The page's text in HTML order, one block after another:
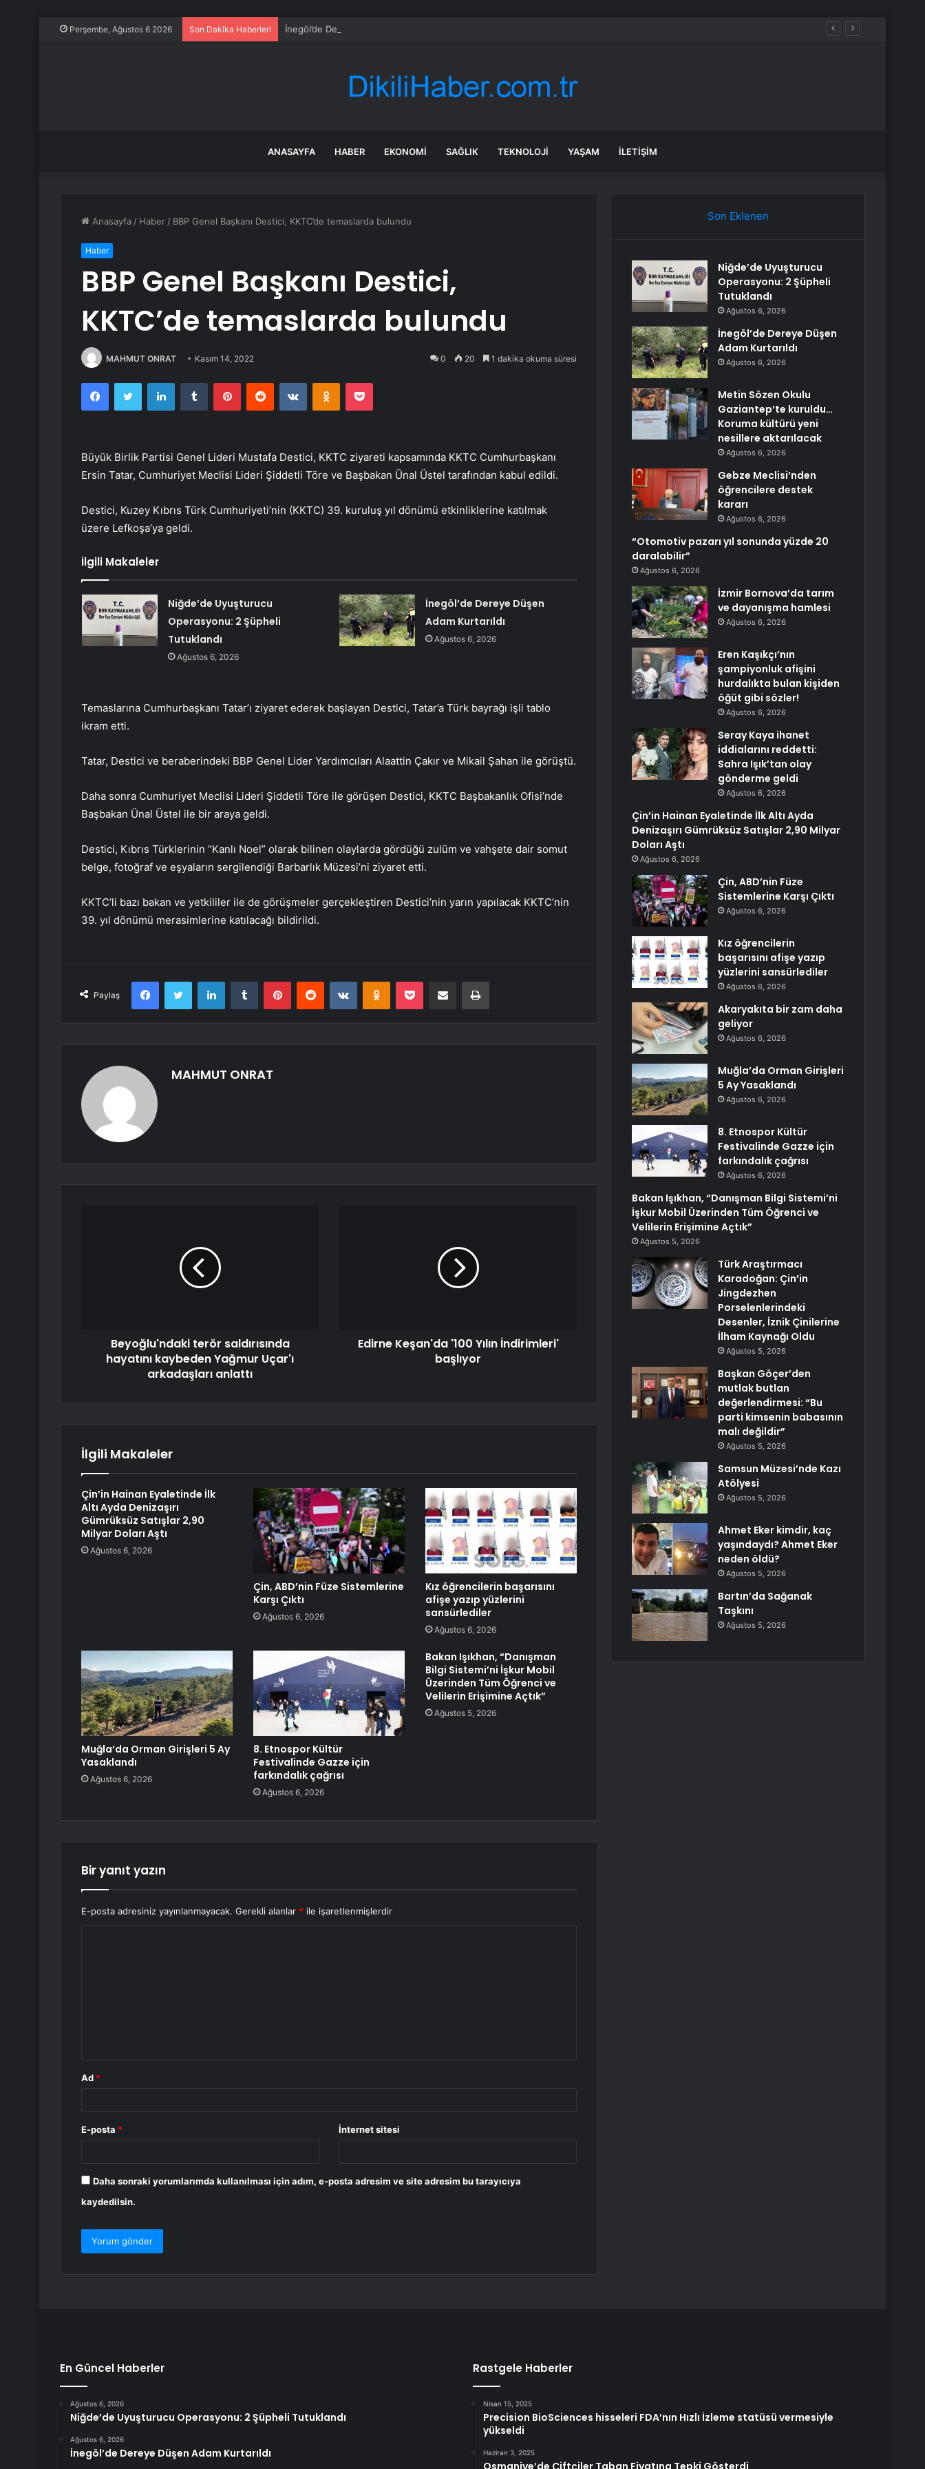
Perşembe, Ağustos 6 2026 Son Dakika Haberleri İnegöl’de Dereye Düşen Adam Kurtarıldı
ANASAYFA HABER EKONOMI SAĞLIK TEKNOLOJI YAŞAM İLETIŞIM
Anasayfa / Haber / BBP Genel Başkanı Destici, KKTC’de temaslarda bulundu
Haber
BBP Genel Başkanı Destici,
KKTC’de temaslarda bulundu
MAHMUT ONRAT Kasım 14, 2022 0 20 1 dakika okuma süresi
FacebookTwitter LinkedInTumblr PinterestReddit VKontakteOdnoklassniki
Pocket
Büyük Birlik Partisi Genel Lideri Mustafa Destici, KKTC ziyareti kapsamında KKTC Cumhurbaşkanı
Ersin Tatar, Cumhuriyet Meclisi Lideri Şiddetli Töre ve Başbakan Ünal Üstel tarafından kabul edildi.
Destici, Kuzey Kıbrıs Türk Cumhuriyeti’nin (KKTC) 39. kuruluş yıl dönümü etkinliklerine katılmak
üzere Lefkoşa’ya geldi.
İlgili Makaleler
Niğde’de Uyuşturucu
Operasyonu: 2 Şüpheli
Tutuklandı
Ağustos 6, 2026
İnegöl’de Dereye Düşen
Adam Kurtarıldı
Ağustos 6, 2026
Temaslarına Cumhurbaşkanı Tatar’ı ziyaret ederek başlayan Destici, Tatar’a Türk bayrağı işli tablo
ikram etti.
Tatar, Destici ve beraberindeki BBP Genel Lider Yardımcıları Alaattin Çakır ve Mikail Şahan ile görüştü.
Daha sonra Cumhuriyet Meclisi Lideri Şiddetli Töre ile görüşen Destici, KKTC Başbakanlık Ofisi’nde
Başbakan Ünal Üstel ile bir araya geldi.
Destici, Kıbrıs Türklerinin “Kanlı Noel” olarak bilinen olaylarda gördüğü zulüm ve vahşete dair somut
belge, fotoğraf ve eşyaların sergilendiği Barbarlık Müzesi’ni ziyaret etti.
KKTC’li bazı bakan ve yetkililer ile de görüşmeler gerçekleştiren Destici’nin yarın yapılacak KKTC’nin
39. yıl dönümü merasimlerine katılacağı bildirildi.
Paylaş
FacebookTwitter LinkedInTumblr PinterestReddit VKontakteOdnoklassniki
Pocket E-Posta ile paylaş Yazdır
MAHMUT ONRAT
Beyoğlu'ndaki terör saldırısında
hayatını kaybeden Yağmur Uçar'ı
arkadaşları anlattı
Edirne Keşan'da '100 Yılın İndirimleri'
başlıyor
İlgili Makaleler
Çin’in Hainan Eyaletinde İlk
Altı Ayda Denizaşırı
Gümrüksüz Satışlar 2,90
Milyar Doları Aştı
Ağustos 6, 2026
Çin, ABD’nin Füze Sistemlerine
Karşı Çıktı
Ağustos 6, 2026
Kız öğrencilerin başarısını
afişe yazıp yüzlerini
sansürlediler
Ağustos 6, 2026
Muğla’da Orman Girişleri 5 Ay
Yasaklandı
Ağustos 6, 2026
8. Etnospor Kültür
Festivalinde Gazze için
farkındalık çağrısı
Ağustos 6, 2026
Bakan Işıkhan, “Danışman
Bilgi Sistemi’ni İşkur Mobil
Üzerinden Tüm Öğrenci ve
Velilerin Erişimine Açtık”
Ağustos 5, 2026
Bir yanıt yazın
E-posta adresiniz yayınlanmayacak. Gerekli alanlar * ile işaretlenmişlerdir
Ad *
E-posta * İnternet sitesi
Daha sonraki yorumlarımda kullanılması için adım, e-posta adresim ve site adresim bu tarayıcıya
kaydedilsin.
Son Eklenen
Niğde’de Uyuşturucu
Operasyonu: 2 Şüpheli
Tutuklandı
Ağustos 6, 2026
İnegöl’de Dereye Düşen
Adam Kurtarıldı
Ağustos 6, 2026
Metin Sözen Okulu
Gaziantep’te kuruldu…
Koruma kültürü yeni
nesillere aktarılacak
Ağustos 6, 2026
Gebze Meclisi’nden
öğrencilere destek
kararı
Ağustos 6, 2026
“Otomotiv pazarı yıl sonunda yüzde 20
daralabilir”
Ağustos 6, 2026
İzmir Bornova’da tarım
ve dayanışma hamlesi
Ağustos 6, 2026
Eren Kaşıkçı’nın
şampiyonluk afişini
hurdalıkta bulan kişiden
öğüt gibi sözler!
Ağustos 6, 2026
Seray Kaya ihanet
iddialarını reddetti:
Sahra Işık’tan olay
gönderme geldi
Ağustos 6, 2026
Çin’in Hainan Eyaletinde İlk Altı Ayda
Denizaşırı Gümrüksüz Satışlar 2,90 Milyar
Doları Aştı
Ağustos 6, 2026
Çin, ABD’nin Füze
Sistemlerine Karşı Çıktı
Ağustos 6, 2026
Kız öğrencilerin
başarısını afişe yazıp
yüzlerini sansürlediler
Ağustos 6, 2026
Akaryakıta bir zam daha
geliyor
Ağustos 6, 2026
Muğla’da Orman Girişleri
5 Ay Yasaklandı
Ağustos 6, 2026
8. Etnospor Kültür
Festivalinde Gazze için
farkındalık çağrısı
Ağustos 6, 2026
Bakan Işıkhan, “Danışman Bilgi Sistemi’ni
İşkur Mobil Üzerinden Tüm Öğrenci ve
Velilerin Erişimine Açtık”
Ağustos 5, 2026
Türk Araştırmacı
Karadoğan: Çin’in
Jingdezhen
Porselenlerindeki
Desenler, İznik Çinilerine
İlham Kaynağı Oldu
Ağustos 5, 2026
Başkan Göçer’den
mutlak butlan
değerlendirmesi: “Bu
parti kimsenin babasının
malı değildir”
Ağustos 5, 2026
Samsun Müzesi’nde Kazı
Atölyesi
Ağustos 5, 2026
Ahmet Eker kimdir, kaç
yaşındaydı? Ahmet Eker
neden öldü?
Ağustos 5, 2026
Bartın’da Sağanak
Taşkını
Ağustos 5, 2026
En Güncel Haberler
Ağustos 6, 2026
Niğde’de Uyuşturucu Operasyonu: 2 Şüpheli Tutuklandı
Ağustos 6, 2026
İnegöl’de Dereye Düşen Adam Kurtarıldı
Rastgele Haberler
Nisan 15, 2025
Precision BioSciences hisseleri FDA’nın Hızlı İzleme statüsü vermesiyle
yükseldi
Haziran 3, 2025